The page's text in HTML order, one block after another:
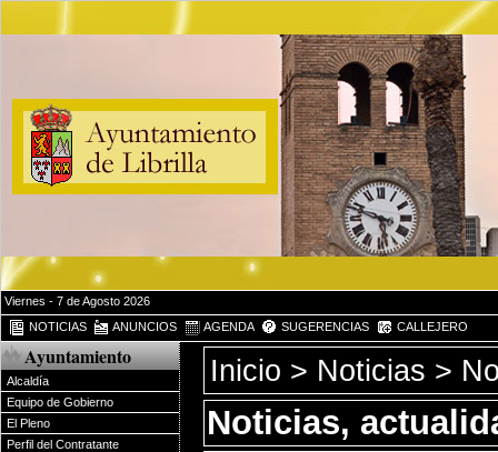
Viernes - 7 de Agosto 2026
NOTICIAS
ANUNCIOS AGENDA SUGERENCIAS CALLEJERO
Ayuntamiento
Alcaldía
Equipo de Gobierno
El Pleno
Perfil del Contratante
Inicio > Noticias >
Noticias,